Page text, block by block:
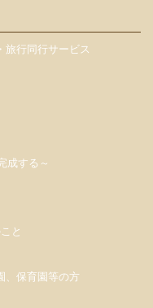
旅行同行サービス
成する～
と
、保育園等の方